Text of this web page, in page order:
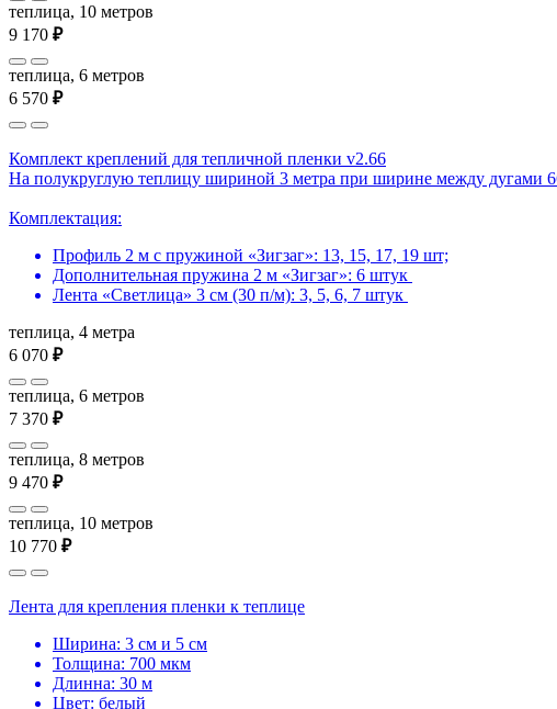
теплица, 10 метров
9 170 ₽
теплица, 6 метров
6 570 ₽
Комплект креплений для тепличной пленки v2.66
На полукруглую теплицу шириной 3 метра при ширине между дугами
Комплектация:
Профиль 2 м с пружиной «Зигзаг»: 13, 15, 17, 19 шт;
Дополнительная пружина 2 м «Зигзаг»: 6 штук
Лента «Светлица» 3 см (30 п/м): 3, 5, 6, 7 штук
теплица, 4 метра
6 070 ₽
теплица, 6 метров
7 370 ₽
теплица, 8 метров
9 470 ₽
теплица, 10 метров
10 770 ₽
Лента для крепления пленки к теплице
Ширина: 3 см и 5 см
Толщина: 700 мкм
Длинна: 30 м
Цвет: белый